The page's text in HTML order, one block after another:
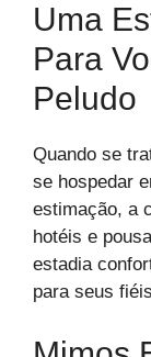
Uma
Para
Peludo
Quando se
se hospedar
estimação, a
hotéis e
estadia
para seus